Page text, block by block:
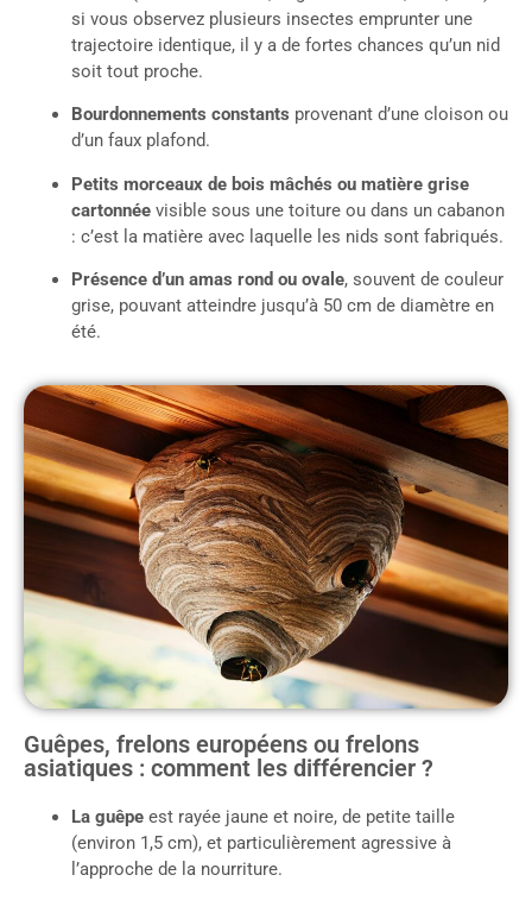
si vous observez plusieurs insectes emprunter une
trajectoire identique, il y a de fortes chances qu’un nid
soit tout proche.
Bourdonnements constants provenant d’une cloison ou
d’un faux plafond.
Petits morceaux de bois mâchés ou matière grise
cartonnée visible sous une toiture ou dans un cabanon
: c’est la matière avec laquelle les nids sont fabriqués.
Présence d’un amas rond ou ovale, souvent de couleur
grise, pouvant atteindre jusqu’à 50 cm de diamètre en
été.
Guêpes, frelons européens ou frelons
asiatiques : comment les différencier ?
La guêpe est rayée jaune et noire, de petite taille
(environ 1,5 cm), et particulièrement agressive à
l’approche de la nourriture.